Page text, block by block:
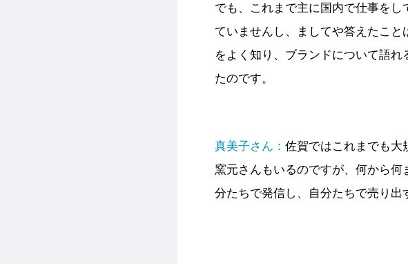
でも、これまで主に国内で仕事を
ていませんし、ましてや答えたこ
をよく知り、ブランドについて語
たのです。
真美子さん： 佐賀ではこれまでも大
窯元さんもいるのですが、何から
分たちで発信し、自分たちで売り出